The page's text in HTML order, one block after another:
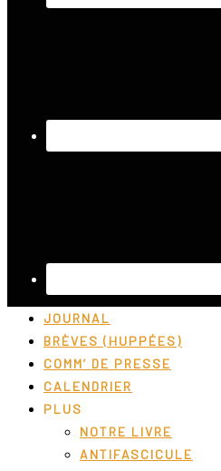
JOURNAL
BRÈVES (HUPPÉES)
COMM’ DE PRESSE
CALENDRIER
PLUS
NOTRE LIVRE
ANTIFASCICULE